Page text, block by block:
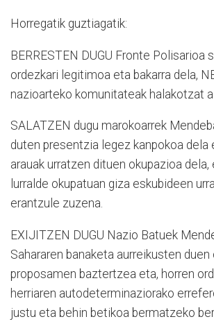
Horregatik guztiagatik:
BERRESTEN DUGU Fronte Polisarioa
ordezkari legitimoa eta bakarra dela,
nazioarteko komunitateak halakotzat
SALATZEN dugu marokoarrek
duten presentzia legez kanpokoa dela
arauak urratzen dituen okupazioa
lurralde okupatuan giza eskubideen
erantzule zuzena.
EXIJITZEN DUGU Nazio Batuek
Sahararen banaketa aurreikusten duen
proposamen baztertzea eta, horren
herriaren autodeterminaziorako
justu eta behin betikoa bermatzeko